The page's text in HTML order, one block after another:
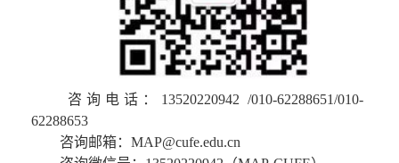
咨询电话：13520220942 /010-62288651/010-
62288653
咨询邮箱：MAP@cufe.edu.cn